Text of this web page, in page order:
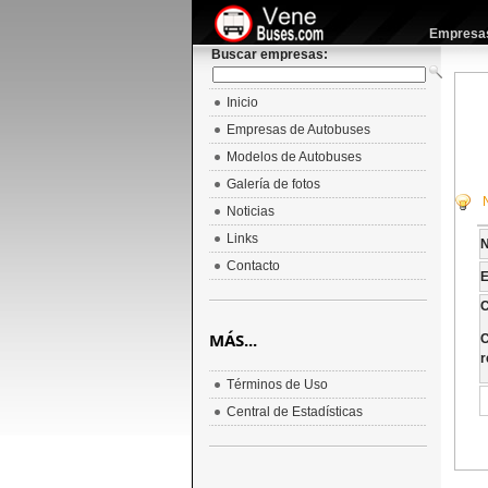
Buscar empresas:
Inicio
Empresas de Autobuses
Modelos de Autobuses
Galería de fotos
Noticias
Links
Contacto
MÁS...
Términos de Uso
Central de Estadísticas